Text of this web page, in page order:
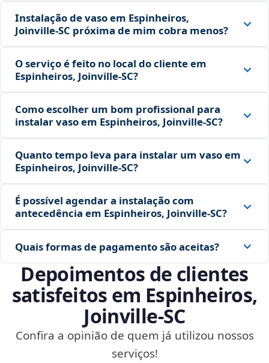
Instalação de vaso em Espinheiros,
Joinville‑SC próxima de mim cobra menos?
O serviço é feito no local do cliente em
Espinheiros, Joinville‑SC?
Como escolher um bom profissional para
instalar vaso em Espinheiros, Joinville‑SC?
Quanto tempo leva para instalar um vaso em
Espinheiros, Joinville‑SC?
É possível agendar a instalação com
antecedência em Espinheiros, Joinville‑SC?
Quais formas de pagamento são aceitas?
Depoimentos de clientes
satisfeitos em Espinheiros,
Joinville‑SC
Confira a opinião de quem já utilizou nossos
serviços!